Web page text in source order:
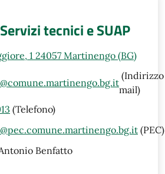
tecnici e SUAP
1 24057 Martinengo (BG)
(Indirizzo
mail)
(Telefono)
(PEC)
Benfatto